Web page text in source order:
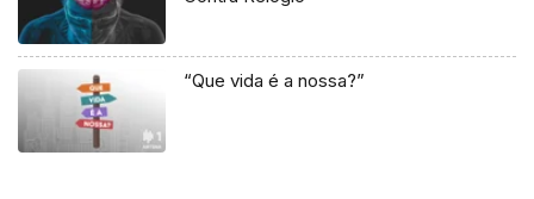
“Que vida é a nossa?”